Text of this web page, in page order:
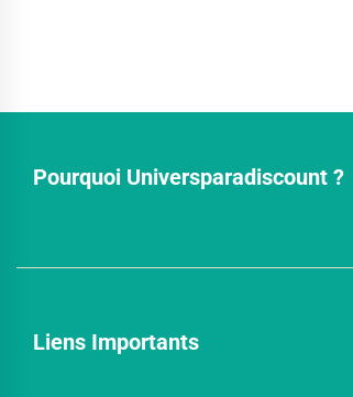
Pourquoi Universparadiscount ?
Liens Importants